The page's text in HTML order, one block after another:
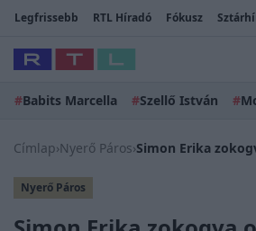
Legfrissebb RTL Híradó Fókusz
#Babits Marcella #Szellő István #
Címlap›Nyerő Páros›Simon Erika
Nyerő Páros